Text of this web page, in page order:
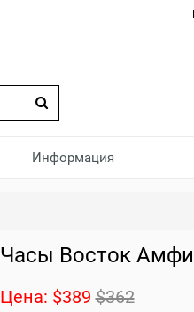
Информация
Часы Восток
Цена: $389 $362